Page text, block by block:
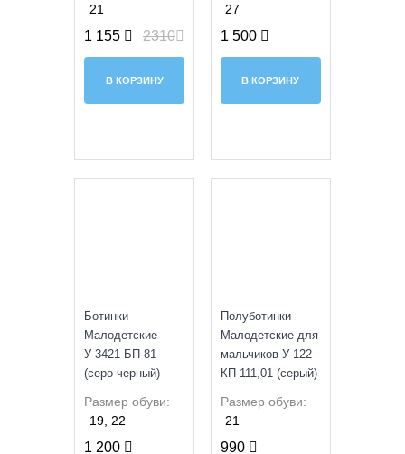
21
1 155 2310
В КОРЗИНУ
27
1 500
В КОРЗИНУ
Ботинки
Малодетские
У-3421-БП-81
(серо-черный)
Размер обуви:
19, 22
1 200
Полуботинки
Малодетские для
мальчиков У-122-
КП-111,01 (серый)
Размер обуви:
21
990